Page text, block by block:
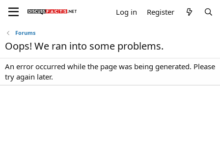
Log in Register
Forums
Oops! We ran into some problems.
An error occurred while the page was being generated. Please
try again later.